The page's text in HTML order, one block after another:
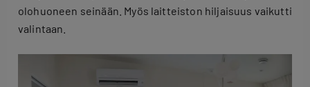
olohuoneen seinään. Myös laitteiston hiljaisuus vaikutti
valintaan.